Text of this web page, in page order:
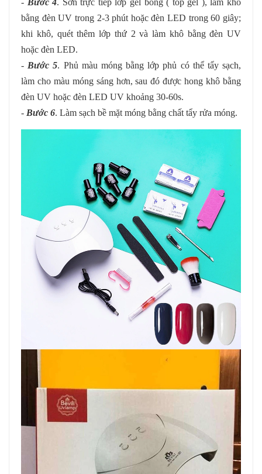
bằng đèn UV trong 2-3 phút hoặc đèn LED trong 60 giây;
khi khô, quét thêm lớp thứ 2 và làm khô bằng đèn UV
hoặc đèn LED.
- Bước 5. Phủ màu móng bằng lớp phủ có thể tẩy sạch,
làm cho màu móng sáng hơn, sau đó được hong khô bằng
đèn UV hoặc đèn LED UV khoảng 30-60s.
- Bước 6. Làm sạch bề mặt móng bằng chất tẩy rửa móng.